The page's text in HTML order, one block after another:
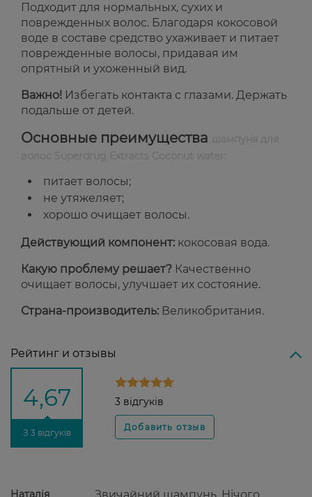
Подходит для нормальных, сухих и
поврежденных волос. Благодаря кокосовой
воде в составе средство ухаживает и питает
поврежденные волосы, придавая им
опрятный и ухоженный вид.
Важно! Избегать контакта с глазами. Держать
подальше от детей.
Основные преимущества
питает волосы;
не утяжеляет;
хорошо очищает волосы.
Действующий компонент: кокосовая вода.
Какую проблему решает? Качественно
очищает волосы, улучшает их состояние.
Страна-производитель: Великобритания.
Рейтинг и отзывы
4,67
З 3 відгуків
3 відгуків
Наталія